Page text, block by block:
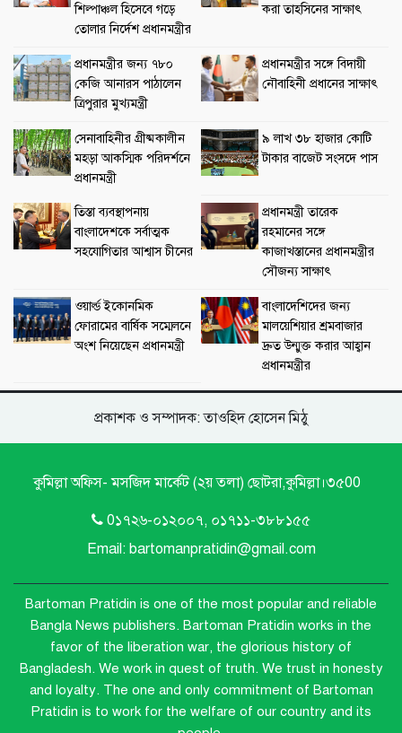
শিল্পাঞ্চল হিসেবে গড়ে
তোলার নির্দেশ প্রধানমন্ত্রীর
করা তাহসিনের সাক্ষাৎ
প্রধানমন্ত্রীর জন্য ৭৮০
কেজি আনারস পাঠালেন
ত্রিপুরার মুখ্যমন্ত্রী
প্রধানমন্ত্রীর সঙ্গে বিদায়ী
নৌবাহিনী প্রধানের সাক্ষাৎ
সেনাবাহিনীর গ্রীষ্মকালীন
মহড়া আকস্মিক পরিদর্শনে
প্রধানমন্ত্রী
৯ লাখ ৩৮ হাজার কোটি
টাকার বাজেট সংসদে পাস
তিস্তা ব্যবস্থাপনায়
বাংলাদেশকে সর্বাত্মক
সহযোগিতার আশ্বাস চীনের
প্রধানমন্ত্রী তারেক
রহমানের সঙ্গে
কাজাখস্তানের প্রধানমন্ত্রীর
সৌজন্য সাক্ষাৎ
ওয়ার্ল্ড ইকোনমিক
ফোরামের বার্ষিক সম্মেলনে
অংশ নিয়েছেন প্রধানমন্ত্রী
বাংলাদেশিদের জন্য
মালয়েশিয়ার শ্রমবাজার
দ্রুত উন্মুক্ত করার আহ্বান
প্রধানমন্ত্রীর
প্রকাশক ও সম্পাদক: তাওহিদ হোসেন মিঠু
কুমিল্লা অফিস- মসজিদ মার্কেট (২য় তলা) ছোটরা,কুমিল্লা।৩৫00
0১৭২৬-০১২০০৭, ০১৭১১-৩৮৮১৫৫
Email: bartomanpratidin@gmail.com
Bartoman Pratidin is one of the most popular and reliable
Bangla News publishers. Bartoman Pratidin works in the
favor of the liberation war, the glorious history of
Bangladesh. We work in quest of truth. We trust in honesty
and loyalty. The one and only commitment of Bartoman
Pratidin is to work for the welfare of our country and its